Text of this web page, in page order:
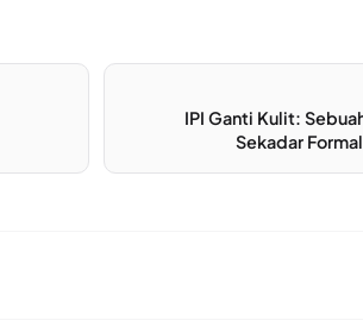
IPI Ganti Kulit:
Sekadar